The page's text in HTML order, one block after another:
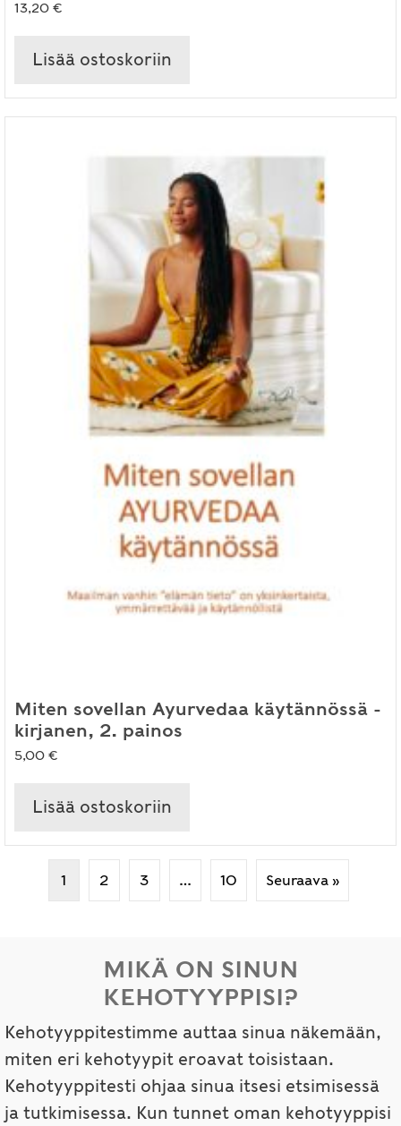
13,20 €
Lisää ostoskoriin
Miten sovellan Ayurvedaa käytännössä -
kirjanen, 2. painos
5,00 €
Lisää ostoskoriin
1 2 3 … 10 Seuraava »
MIKÄ ON SINUN
KEHOTYYPPISI?
Kehotyyppitestimme auttaa sinua näkemään,
miten eri kehotyypit eroavat toisistaan.
Kehotyyppitesti ohjaa sinua itsesi etsimisessä
ja tutkimisessa. Kun tunnet oman kehotyyppisi